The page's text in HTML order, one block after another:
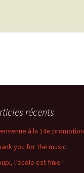
récents
à la 14e promotion
you for the music
l’école est finie !